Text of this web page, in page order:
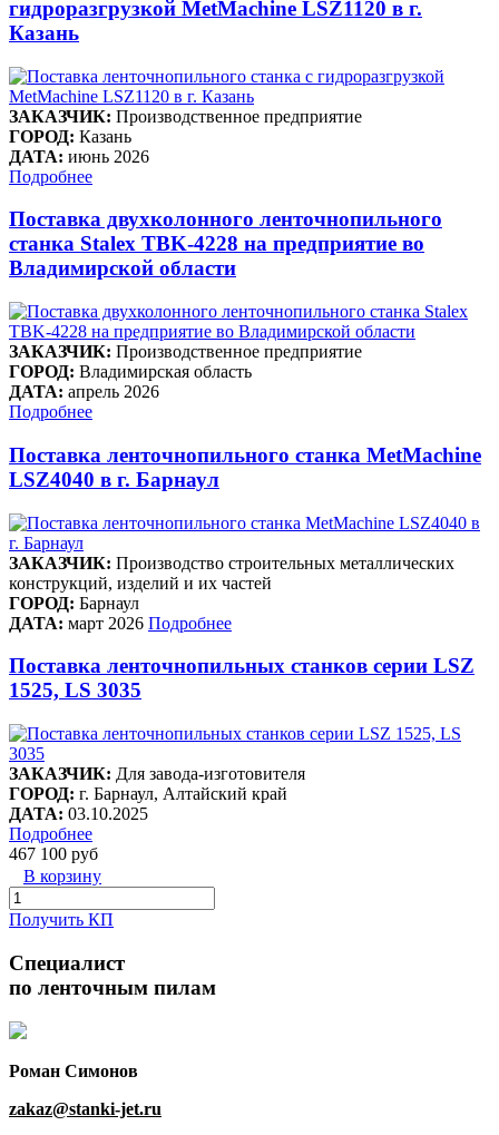
гидроразгрузкой MetMachine LSZ1120 в г.
Казань
ЗАКАЗЧИК: Производственное предприятие
ГОРОД: Казань
ДАТА: июнь 2026
Подробнее
Поставка двухколонного ленточнопильного
станка Stalex TBK-4228 на предприятие во
Владимирской области
ЗАКАЗЧИК: Производственное предприятие
ГОРОД: Владимирская область
ДАТА: апрель 2026
Подробнее
Поставка ленточнопильного станка MetMachine
LSZ4040 в г. Барнаул
ЗАКАЗЧИК: Производство строительных металлических
конструкций, изделий и их частей
ГОРОД: Барнаул
ДАТА: март 2026 Подробнее
Поставка ленточнопильных станков серии LSZ
1525, LS 3035
ЗАКАЗЧИК: Для завода-изготовителя
ГОРОД: г. Барнаул, Алтайский край
ДАТА: 03.10.2025
Подробнее
467 100 руб
В корзину
Получить КП
Специалист
по ленточным пилам
Роман Симонов
zakaz@stanki-jet.ru